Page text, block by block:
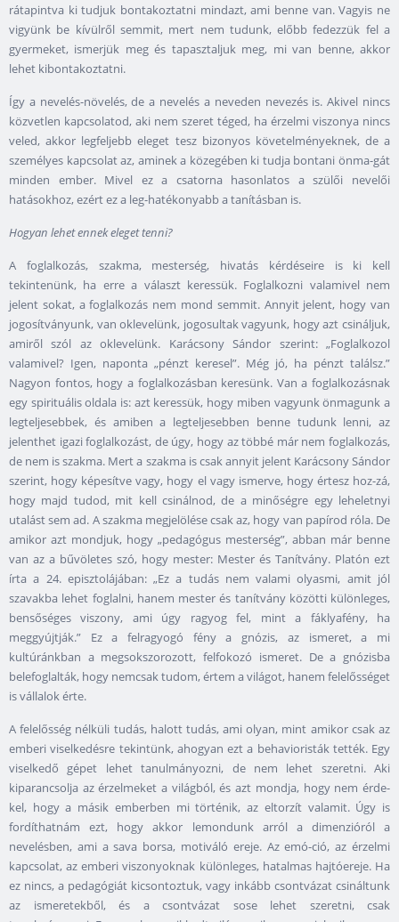
rátapintva ki tudjuk bontakoztatni mindazt, ami benne van. Vagyis ne
vigyünk be kívülről semmit, mert nem tudunk, előbb fedezzük fel a
gyermeket, ismerjük meg és tapasztaljuk meg, mi van benne, akkor
lehet kibontakoztatni.
Így a nevelés-növelés, de a nevelés a neveden nevezés is. Akivel nincs
közvetlen kapcsolatod, aki nem szeret téged, ha érzelmi viszonya nincs
veled, akkor legfeljebb eleget tesz bizonyos követelményeknek, de a
személyes kapcsolat az, aminek a közegében ki tudja bontani önma-gát
minden ember. Mivel ez a csatorna hasonlatos a szülői nevelői
hatásokhoz, ezért ez a leg-hatékonyabb a tanításban is.
Hogyan lehet ennek eleget tenni?
A foglalkozás, szakma, mesterség, hivatás kérdéseire is ki kell
tekintenünk, ha erre a választ keressük. Foglalkozni valamivel nem
jelent sokat, a foglalkozás nem mond semmit. Annyit jelent, hogy van
jogosítványunk, van oklevelünk, jogosultak vagyunk, hogy azt csináljuk,
amiről szól az oklevelünk. Karácsony Sándor szerint: „Foglalkozol
valamivel? Igen, naponta „pénzt keresel”. Még jó, ha pénzt találsz.”
Nagyon fontos, hogy a foglalkozásban keresünk. Van a foglalkozásnak
egy spirituális oldala is: azt keressük, hogy miben vagyunk önmagunk a
legteljesebbek, és amiben a legteljesebben benne tudunk lenni, az
jelenthet igazi foglalkozást, de úgy, hogy az többé már nem foglalkozás,
de nem is szakma. Mert a szakma is csak annyit jelent Karácsony Sándor
szerint, hogy képesítve vagy, hogy el vagy ismerve, hogy értesz hoz-zá,
hogy majd tudod, mit kell csinálnod, de a minőségre egy leheletnyi
utalást sem ad. A szakma megjelölése csak az, hogy van papírod róla. De
amikor azt mondjuk, hogy „pedagógus mesterség”, abban már benne
van az a bűvöletes szó, hogy mester: Mester és Tanítvány. Platón ezt
írta a 24. episztolájában: „Ez a tudás nem valami olyasmi, amit jól
szavakba lehet foglalni, hanem mester és tanítvány közötti különleges,
bensőséges viszony, ami úgy ragyog fel, mint a fáklyafény, ha
meggyújtják.” Ez a felragyogó fény a gnózis, az ismeret, a mi
kultúránkban a megsokszorozott, felfokozó ismeret. De a gnózisba
belefoglalták, hogy nemcsak tudom, értem a világot, hanem felelősséget
is vállalok érte.
A felelősség nélküli tudás, halott tudás, ami olyan, mint amikor csak az
emberi viselkedésre tekintünk, ahogyan ezt a behavioristák tették. Egy
viselkedő gépet lehet tanulmányozni, de nem lehet szeretni. Aki
kiparancsolja az érzelmeket a világból, és azt mondja, hogy nem érde-
kel, hogy a másik emberben mi történik, az eltorzít valamit. Úgy is
fordíthatnám ezt, hogy akkor lemondunk arról a dimenzióról a
nevelésben, ami a sava borsa, motiváló ereje. Az emó-ció, az érzelmi
kapcsolat, az emberi viszonyoknak különleges, hatalmas hajtóereje. Ha
ez nincs, a pedagógiát kicsontoztuk, vagy inkább csontvázat csináltunk
az ismeretekből, és a csontvázat sose lehet szeretni, csak